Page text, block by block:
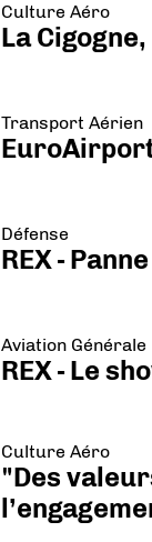
Culture Aéro
La
Transport Aérien
Défense
REX -
Aviation Générale
REX - Le
Culture Aéro
"Des